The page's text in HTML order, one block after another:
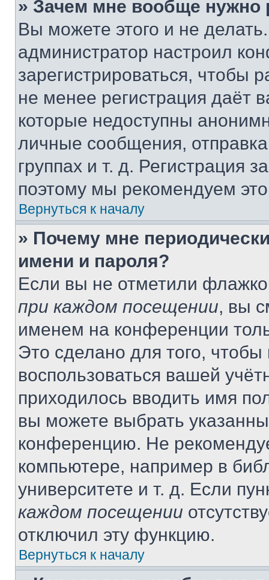
» Зачем мне вообще нужно
Вы можете этого и не
администратор настроил
зарегистрироваться, чтобы
не менее регистрация даёт
которые недоступны
личные сообщения,
группах и т. д. Регистрация
поэтому мы рекомендуем
Вернуться к началу
» Почему мне
имени и пароля?
Если вы не отметили
при каждом посещении, вы
именем на конференции
Это сделано для того, чтобы
воспользоваться вашей
приходилось вводить имя
вы можете выбрать
конференцию. Не
компьютере, например в
университете и т. д. Если
каждом посещении
отключил эту функцию.
Вернуться к началу